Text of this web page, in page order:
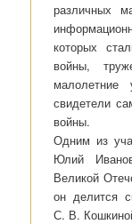
различных
которых
войны,
малолетние
свидетели
войны.
Одним из
Юлий
Великой
он делится
С. В.